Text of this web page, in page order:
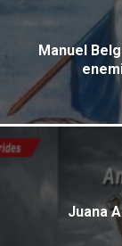
Manuel
Juana